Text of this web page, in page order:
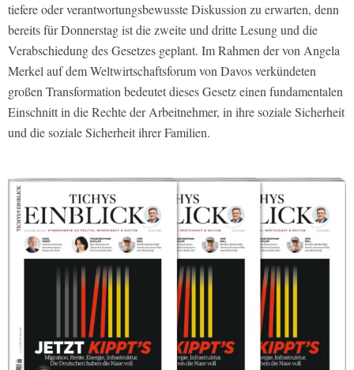
tiefere oder verantwortungsbewusste Diskussion zu erwarten, denn
bereits für Donnerstag ist die zweite und dritte Lesung und die
Verabschiedung des Gesetzes geplant. Im Rahmen der von Angela
Merkel auf dem Weltwirtschaftsforum von Davos verkündeten
großen Transformation bedeutet dieses Gesetz einen fundamentalen
Einschnitt in die Rechte der Arbeitnehmer, in ihre soziale Sicherheit
und die soziale Sicherheit ihrer Familien.